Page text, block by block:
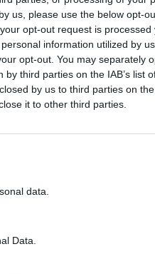
us, please use the below opt-
opt-out request is processed
information utilized by
opt-out. You may separately
third parties on the IAB’s list
by us to third parties on the
it to other third parties.
data.
Data.